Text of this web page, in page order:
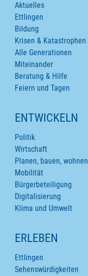
Aktuelles
Ettlingen
Bildung
Krisen & Katastrophen
Alle Generationen
Miteinander
Beratung & Hilfe
Feiern und Tagen
ENTWICKELN
Politik
Wirtschaft
Planen, bauen, wohnen
Mobilität
Bürgerbeteiligung
Digitalisierung
Klima und Umwelt
ERLEBEN
Ettlingen
Sehenswürdigkeiten